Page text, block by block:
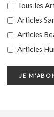
Tous les
Articles
Articles
Articles